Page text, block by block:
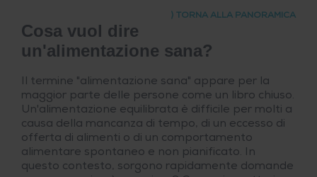
⟩ TORNA ALLA PANORAMICA
Cosa vuol dire
un'alimentazione sana?
Il termine "alimentazione sana" appare per la
maggior parte delle persone come un libro chiuso.
Un'alimentazione equilibrata è difficile per molti a
causa della mancanza di tempo, di un eccesso di
offerta di alimenti o di un comportamento
alimentare spontaneo e non pianificato. In
questo contesto, sorgono rapidamente domande